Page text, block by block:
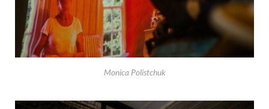
Monica Polistchuk